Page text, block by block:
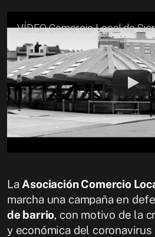
VÍDEO Comercio Local de
La Asociación Comercio
marcha una campaña en
de barrio, con motivo de la
y económica del coronavirus